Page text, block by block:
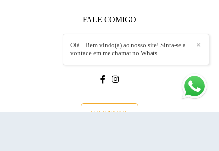
FALE COMIGO
Enviar mensagem
CONTATO
✕
Olá... Bem vindo(a) ao nosso site! Sinta-se a
vontade em me chamar no Whats.